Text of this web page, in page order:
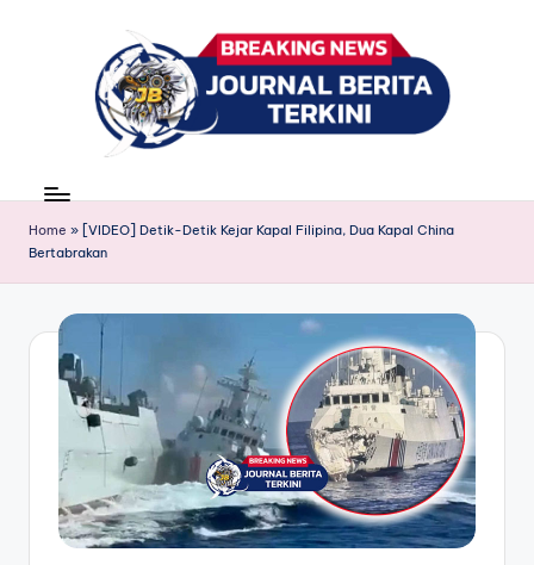
r
n
a
ri
news
Home » [VIDEO] Detik-Detik Kejar Kapal Filipina, Dua Kapal China
Bertabrakan